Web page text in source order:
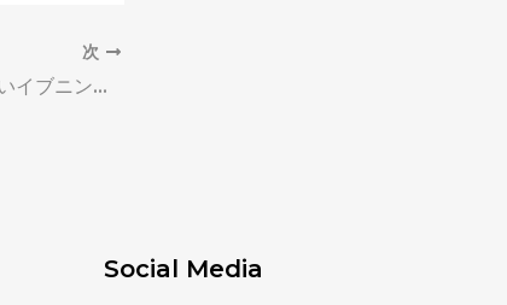
次
ベアトップ 大人可愛いイブニングドレス
Social Media